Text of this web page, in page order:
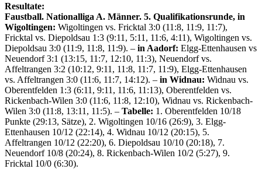
Resultate:
Faustball. Nationalliga A. Männer. 5. Qualifikationsrunde, in
Wigoltingen: Wigoltingen vs. Fricktal 3:0 (11:8, 11:9, 11:7),
Fricktal vs. Diepoldsau 1:3 (9:11, 5:11, 11:6, 4:11), Wigoltingen vs.
Diepoldsau 3:0 (11:9, 11:8, 11:9). – in Aadorf: Elgg-Ettenhausen vs
Neuendorf 3:1 (13:15, 11:7, 12:10, 11:3), Neuendorf vs.
Affeltrangen 3:2 (10:12, 9:11, 11:8, 11:7, 11:9), Elgg-Ettenhausen
vs. Affeltrangen 3:0 (11:6, 11:7, 14:12). – in Widnau: Widnau vs.
Oberentfelden 1:3 (6:11, 9:11, 11:6, 11:13), Oberentfelden vs.
Rickenbach-Wilen 3:0 (11:6, 11:8, 12:10), Widnau vs. Rickenbach-
Wilen 3:0 (11:8, 13:11, 11:5). – Tabelle: 1. Oberentfelden 10/18
Punkte (29:13, Sätze), 2. Wigoltingen 10/16 (26:9), 3. Elgg-
Ettenhausen 10/12 (22:14), 4. Widnau 10/12 (20:15), 5.
Affeltrangen 10/12 (22:20), 6. Diepoldsau 10/10 (20:18), 7.
Neuendorf 10/8 (20:24), 8. Rickenbach-Wilen 10/2 (5:27), 9.
Fricktal 10/0 (6:30).